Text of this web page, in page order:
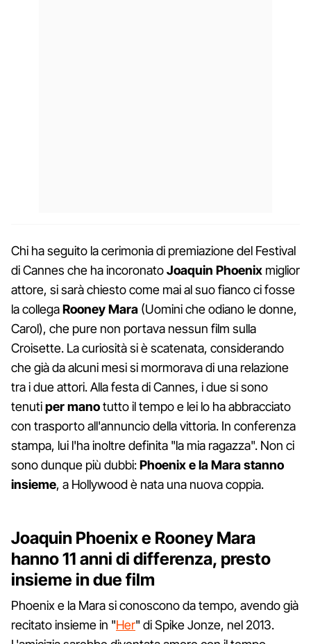
Chi ha seguito la cerimonia di premiazione del Festival
di Cannes che ha incoronatoJoaquin Phoenix miglior
attore, si sarà chiesto come mai al suo fianco ci fosse
la collegaRooney Mara (Uomini che odiano le donne,
Carol), che pure non portava nessun film sulla
Croisette. La curiosità si è scatenata, considerando
che già da alcuni mesi si mormorava di una relazione
tra i due attori. Alla festa di Cannes, i due si sono
tenutiper manotutto il tempo e lei lo ha abbracciato
con trasporto all'annuncio della vittoria. In conferenza
stampa, lui l'ha inoltre definita "la mia ragazza". Non ci
sono dunque più dubbi:Phoenix e la Mara stanno
insieme, a Hollywood è nata una nuova coppia.
Joaquin Phoenix e Rooney Mara
hanno 11 anni di differenza, presto
insieme in due film
Phoenix e la Mara si conoscono da tempo, avendo già
recitato insieme in "Her" di Spike Jonze, nel 2013.